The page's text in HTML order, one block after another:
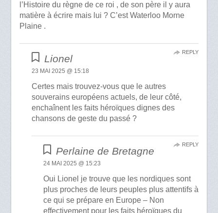
l’Histoire du règne de ce roi , de son père il y aura
matière à écrire mais lui ? C’est Waterloo Morne
Plaine .
Lionel
23 MAI 2025 @ 15:18
Certes mais trouvez-vous que le autres
souverains européens actuels, de leur côté,
enchaînent les faits héroïques dignes des
chansons de geste du passé ?
REPLY
Perlaine de Bretagne
24 MAI 2025 @ 15:23
Oui Lionel je trouve que les nordiques sont
plus proches de leurs peuples plus attentifs à
ce qui se prépare en Europe – Non
effectivement pour les faits héroïques du
REPLY